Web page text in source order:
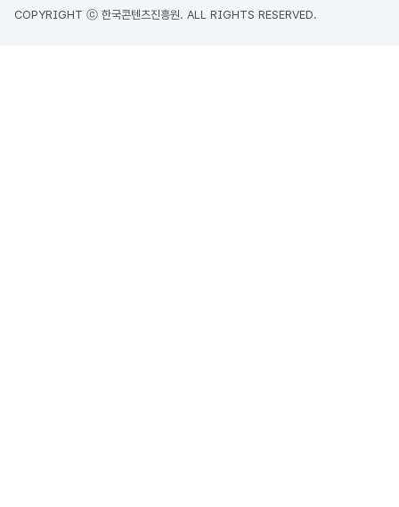
COPYRIGHT ⓒ 한국콘텐츠진흥원. ALL RIGHTS RESERVED.